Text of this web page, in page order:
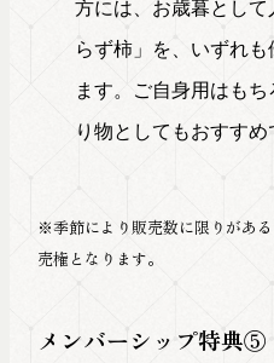
方には、お歳暮とし
らず柿」を、いずれ
ます。ご自身用はも
り物としてもおすすめ
※季節により販売数に限りがあ
売権となります。
メンバーシップ特典⑤